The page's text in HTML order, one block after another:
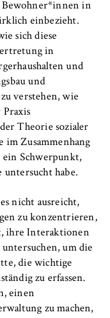
Bewohner*innen in
einbezieht.
sich diese
in
und
und
verstehen, wie
Praxis
Theorie sozialer
im Zusammenhang
Schwerpunkt,
habe.
nicht ausreicht,
zu konzentrieren,
ihre Interaktionen
um die
die wichtige
zu erfassen.
einen
zu machen,